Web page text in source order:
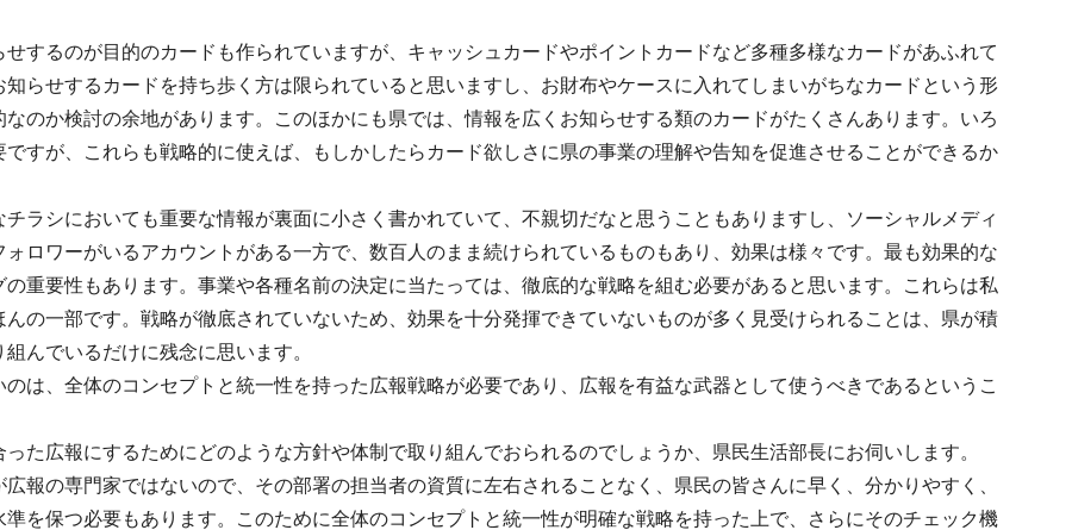
せするのが目的のカードも作られていますが、キャッシュカードやポイントカードなど多種多様なカードがあふれて
知らせするカードを持ち歩く方は限られていると思いますし、お財布やケースに入れてしまいがちなカードという形
なのか検討の余地があります。このほかにも県では、情報を広くお知らせする類のカードがたくさんあります。いろ
ですが、これらも戦略的に使えば、もしかしたらカード欲しさに県の事業の理解や告知を促進させることができるか
チラシにおいても重要な情報が裏面に小さく書かれていて、不親切だなと思うこともありますし、ソーシャルメディ
ォロワーがいるアカウントがある一方で、数百人のまま続けられているものもあり、効果は様々です。最も効果的な
の重要性もあります。事業や各種名前の決定に当たっては、徹底的な戦略を組む必要があると思います。これらは私
んの一部です。戦略が徹底されていないため、効果を十分発揮できていないものが多く見受けられることは、県が積
んでいるだけに残念に思います。
は、全体のコンセプトと統一性を持った広報戦略が必要であり、広報を有益な武器として使うべきであるというこ
った広報にするためにどのような方針や体制で取り組んでおられるのでしょうか、県民生活部長にお伺いします。
広報の専門家ではないので、その部署の担当者の資質に左右されることなく、県民の皆さんに早く、分かりやすく、
準を保つ必要もあります。このために全体のコンセプトと統一性が明確な戦略を持った上で、さらにそのチェック機